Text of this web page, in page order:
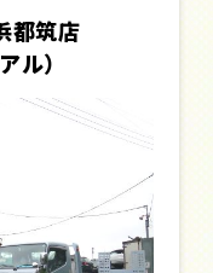
都筑店
ル）